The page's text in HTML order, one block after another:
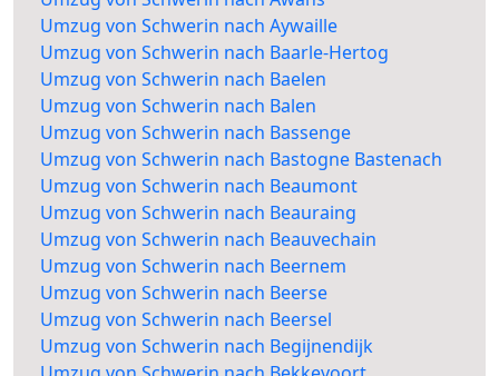
Umzug von Schwerin nach Aywaille
Umzug von Schwerin nach Baarle-Hertog
Umzug von Schwerin nach Baelen
Umzug von Schwerin nach Balen
Umzug von Schwerin nach Bassenge
Umzug von Schwerin nach Bastogne Bastenach
Umzug von Schwerin nach Beaumont
Umzug von Schwerin nach Beauraing
Umzug von Schwerin nach Beauvechain
Umzug von Schwerin nach Beernem
Umzug von Schwerin nach Beerse
Umzug von Schwerin nach Beersel
Umzug von Schwerin nach Begijnendijk